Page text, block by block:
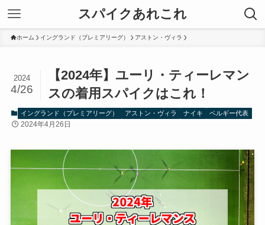
スパイクあれこれ
ホーム イングランド（プレミアリーグ） アストン・ヴィラ
【2024年】ユーリ・ティーレマン
スの着用スパイクはこれ！
2024
4/26
イングランド（プレミアリーグ） アストン・ヴィラ ナイキ ベルギー代表
2024年4月26日